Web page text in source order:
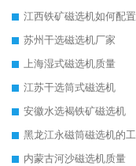
江西铁矿磁选机如何配置
苏州干选磁选机厂家
上海湿式磁选机质量
江苏干选筒式磁选机
安徽水选褐铁矿磁选机
内蒙古河沙磁选机质量